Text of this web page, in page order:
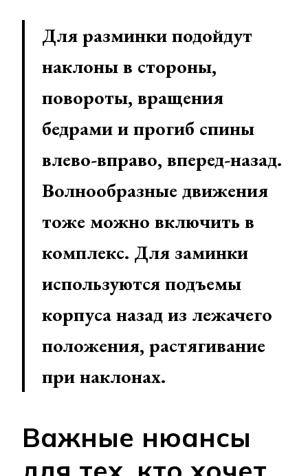
Для разминки подойдут
наклоны в стороны,
повороты, вращения
бедрами и прогиб спины
влево-вправо, вперед-назад.
Волнообразные движения
тоже можно включить в
комплекс. Для заминки
используются подъемы
корпуса назад из лежачего
положения, растягивание
при наклонах.
Важные нюансы